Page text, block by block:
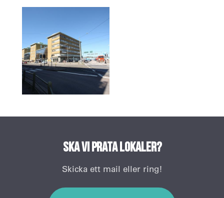
Ska vi prata lokaler?
Skicka ett mail eller ring!